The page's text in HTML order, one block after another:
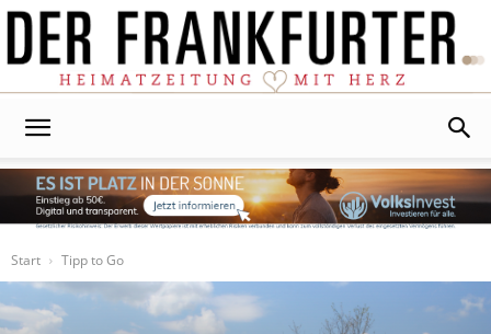
Start
Tipp to Go